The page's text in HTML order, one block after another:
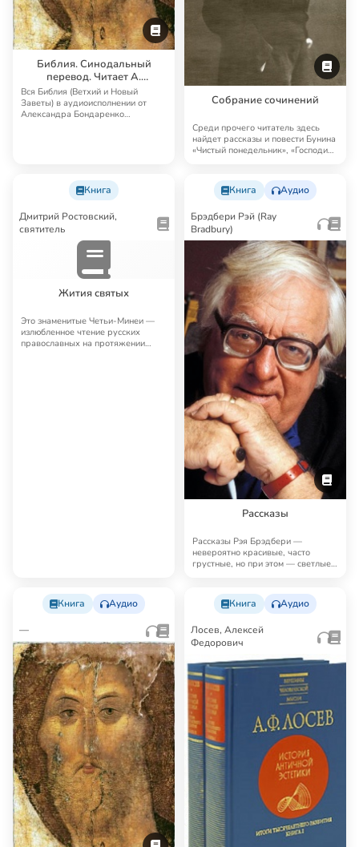
Библия. Синодальный
перевод. Читает А.
Бондаренко и И.
Прудовский
Вся Библия (Ветхий и Новый
Заветы) в аудиоисполнении от
Александра Бондаренко
Собрание сочинений
Среди прочего читатель здесь
найдет рассказы и повести Бунина
«Чистый понедельник», «Господин
Книга
Дмитрий Ростовский,
святитель
Жития святых
Это знаменитые Четьи-Минеи —
излюбленное чтение русских
православных на протяжении
Книга Аудио
Брэдбери Рэй (Ray
Bradbury)
Рассказы
Рассказы Рэя Брэдбери —
невероятно красивые, часто
грустные, но при этом — светлые,
Книга Аудио
—
Книга Аудио
Лосев, Алексей
Федорович